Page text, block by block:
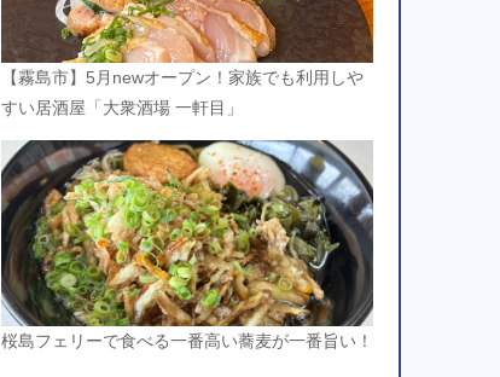
【霧島市】5月newオープン！家族でも利用しや
すい居酒屋「大衆酒場 一軒目」
桜島フェリーで食べる一番高い蕎麦が一番旨い！